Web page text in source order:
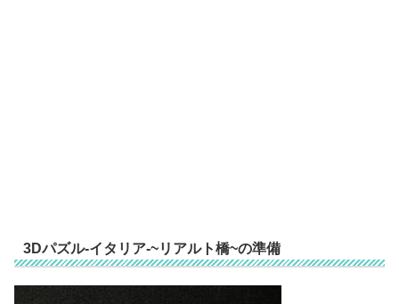
3Dパズル-イタリア-~リアルト橋~の準備